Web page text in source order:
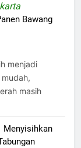
Bawang
menjadi
masih
Menyisihkan